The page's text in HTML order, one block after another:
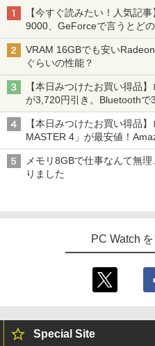
【今すぐ読みたい！人気記
9000、GeForceで言うとど
VRAM 16GBでも安い
ぐらいの性能？
【本日みつけたお買い得品
が3,720円引き。Bluetoothで
【本日みつけたお買い得品
MASTER 4」が最安値！
メモリ8GBで仕事なんて無
りました
PC Watch
Special Site